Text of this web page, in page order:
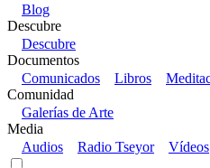
Blog
Descubre
Descubre
Documentos
Comunicados
Libros
Comunidad
Galerías de Arte
Media
Audios
Radio Tseyor Vídeos